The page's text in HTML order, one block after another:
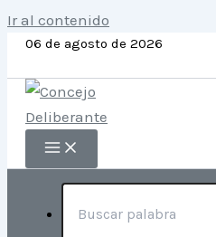
Ir al contenido
06 de agosto de 2026